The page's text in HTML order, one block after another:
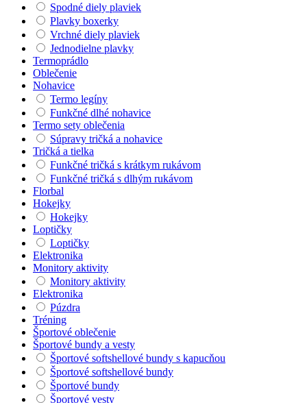
Spodné diely plaviek
Plavky boxerky
Vrchné diely plaviek
Jednodielne plavky
Termoprádlo
Oblečenie
Nohavice
Termo legíny
Funkčné dlhé nohavice
Termo sety oblečenia
Súpravy tričká a nohavice
Tričká a tielka
Funkčné tričká s krátkym rukávom
Funkčné tričká s dlhým rukávom
Florbal
Hokejky
Hokejky
Loptičky
Loptičky
Elektronika
Monitory aktivity
Monitory aktivity
Elektronika
Púzdra
Tréning
Športové oblečenie
Športové bundy a vesty
Športové softshellové bundy s kapucňou
Športové softshellové bundy
Športové bundy
Športové vesty